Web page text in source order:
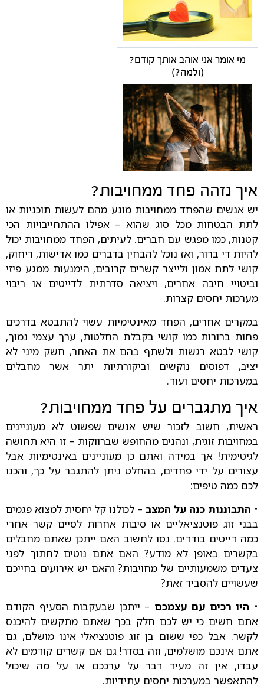
מי אומר אני אוהב אותך קודם?
(ולמה?)
איך נזהה פחד ממחויבות?
יש אנשים שהפחד ממחויבות מונע מהם לעשות תוכניות או
לתת הבטחות מכל סוג שהוא – אפילו ההתחייבויות הכי
קטנות, כמו מפגש עם חברים. לעיתים, הפחד ממחויבות יכול
להיות די ברור, ואז נוכל להבחין בדברים כמו אדישות, ריחוק,
קושי לתת אמון ולייצר קשרים קרובים, הימנעות ממגע פיזי
וביטויי חיבה אחרים, ויציאה סדרתית לדייטים או ריבוי
מערכות יחסים קצרות.
במקרים אחרים, הפחד מאינטימיות עשוי להתבטא בדרכים
פחות ברורות כמו קושי בקבלת החלטות, ערך עצמי נמוך,
קושי לבטא רגשות ולשתף בהם את האחר, חשק מיני לא
יציב, דפוסים נוקשים וביקורתיות יתר אשר מחבלים
במערכות יחסים ועוד.
איך מתגברים על פחד ממחויבות?
ראשית, חשוב לזכור שיש אנשים שפשוט לא מעוניינים
במחויבות זוגית, ונהנים מהחופש שברווקות – זו היא תחושה
לגיטימית! אך במידה ואתם כן מעוניינים באינטימיות אבל
עצורים על ידי פחדים, בהחלט ניתן להתגבר על כך, והכנו
לכם כמה טיפים:
• התבוננות כנה על המצב – לכולנו קל יחסית למצוא פגמים
בבני זוג פוטנציאליים או סיבות אחרות לסיים קשר אחרי
כמה דייטים בודדים. נסו לחשוב האם ייתכן שאתם מחבלים
בקשרים באופן לא מודע? האם אתם נוטים לחתוך לפני
צעדים משמעותיים של מחויבות? והאם יש אירועים בחייכם
שעשויים להסביר זאת?
• היו רכים עם עצמכם – ייתכן שבעקבות הסעיף הקודם
אתם חשים כי יש לכם חלק בכך שאתם מתקשים להיכנס
לקשר. אבל כפי ששום בן זוג פוטנציאלי אינו מושלם, גם
אתם אינכם מושלמים, וזה בסדר! גם אם קשרים קודמים לא
עבדו, אין זה מעיד דבר על ערככם או על מה שיכול
להתאפשר במערכות יחסים עתידיות.